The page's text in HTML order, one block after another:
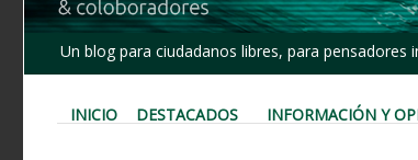
Un blog para ciudadanos libres, para pensadores
INICIO DESTACADOS INFORMACIÓN Y